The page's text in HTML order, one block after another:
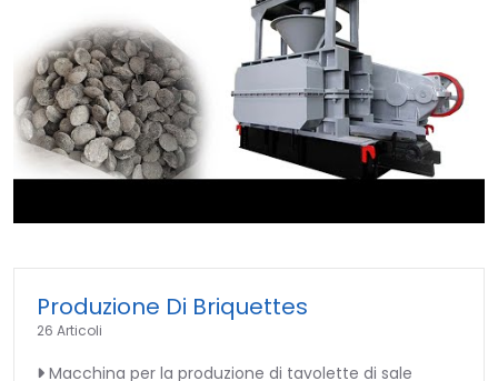
Produzione Di Briquettes
26 Articoli
Macchina per la produzione di tavolette di sale